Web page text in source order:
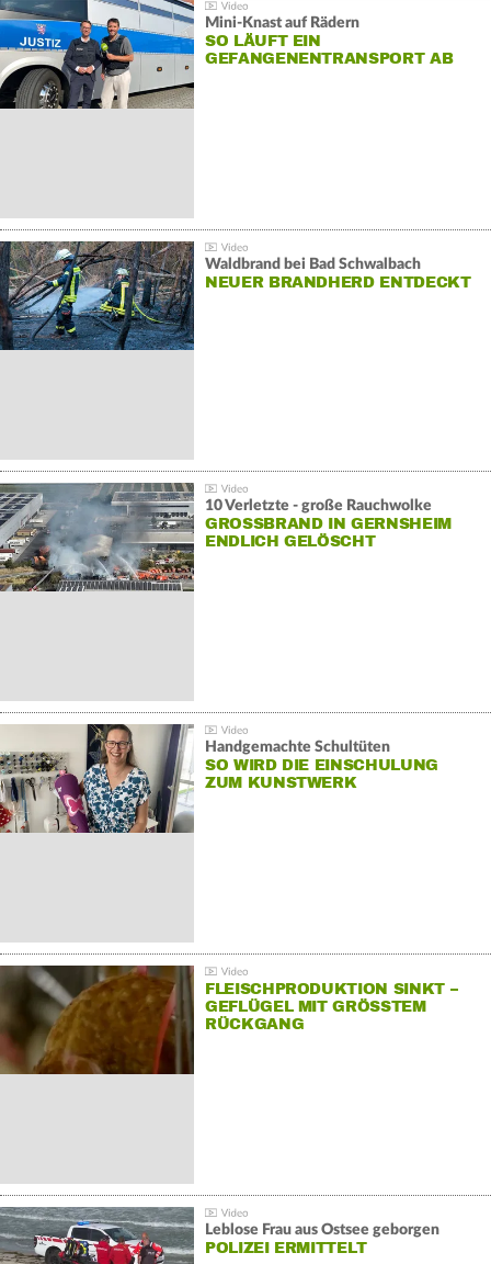
Mini-Knast auf Rädern
SO LÄUFT EIN
GEFANGENENTRANSPORT AB
Waldbrand bei Bad Schwalbach
NEUER BRANDHERD ENTDECKT
10 Verletzte - große Rauchwolke
GROSSBRAND IN GERNSHEIM E
NDLICH GELÖSCHT
Handgemachte Schultüten
SO WIRD DIE EINSCHULUNG
ZUM KUNSTWERK
FLEISCHPRODUKTION SINKT –
GEFLÜGEL MIT GRÖSSTEM R
ÜCKGANG
Leblose Frau aus Ostsee geborgen
POLIZEI ERMITTELT